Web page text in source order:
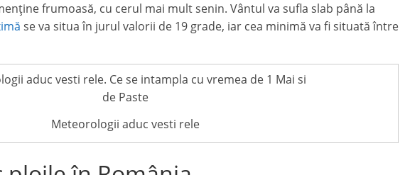
frumoasă, cu cerul mai mult senin. Vântul va sufla slab până la
se va situa în jurul valorii de 19 grade, iar cea minimă va fi situată între
Meteorologii aduc vesti rele